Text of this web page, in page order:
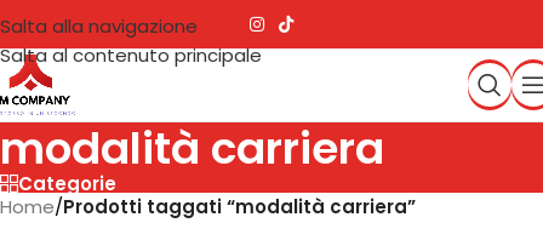
Salta alla navigazione
Salta al contenuto principale
modalità carriera
Categorie
Home/Prodotti taggati “modalità carriera”